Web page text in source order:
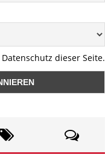
dieser Seite.